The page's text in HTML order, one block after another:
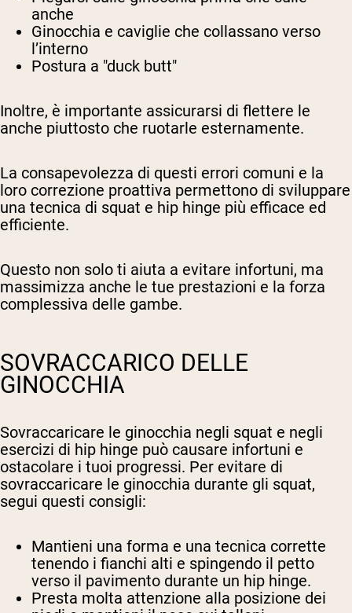
anche
Ginocchia e caviglie che collassano verso
l’interno
Postura a "duck butt"
Inoltre, è importante assicurarsi di flettere le
anche piuttosto che ruotarle esternamente.
La consapevolezza di questi errori comuni e la
loro correzione proattiva permettono di sviluppare
una tecnica di squat e hip hinge più efficace ed
efficiente.
Questo non solo ti aiuta a evitare infortuni, ma
massimizza anche le tue prestazioni e la forza
complessiva delle gambe.
SOVRACCARICO DELLE
GINOCCHIA
Sovraccaricare le ginocchia negli squat e negli
esercizi di hip hinge può causare infortuni e
ostacolare i tuoi progressi. Per evitare di
sovraccaricare le ginocchia durante gli squat,
segui questi consigli:
Mantieni una forma e una tecnica corrette
tenendo i fianchi alti e spingendo il petto
verso il pavimento durante un hip hinge.
Presta molta attenzione alla posizione dei